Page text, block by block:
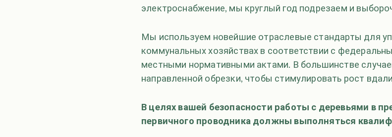
электроснабжение, мы круглый год подрезаем и
Мы используем новейшие отраслевые стандарты для
коммунальных хозяйствах в соответствии с
местными нормативными актами. В большинстве
направленной обрезки, чтобы стимулировать рост
В целях вашей безопасности работы с деревьями в
первичного проводника должны выполняться